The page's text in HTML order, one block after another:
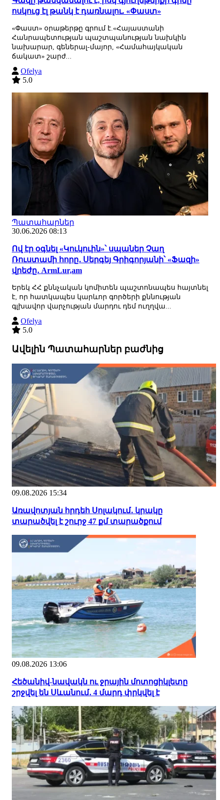
ոսկուց էլ թանկ է դառնալու. «Փաստ»
«Փաստ» օրաթերթը գրում է.«Հայաստանի
Հանրապետության պաշտպանության նախկին
նախարար, գեներալ-մայոր, «Համահայկական
ճակատ» շարժ...
Ofelya
5.0
Պատահարներ
30.06.2026 08:13
Ով էր օգնել «Կուկուին»՝ սպաներ Չաղ
Ռուստամի հորը․ Սերգեյ Գրիգորյանի՝ «Ֆազի»
վրեժը․ ArmLur,am
Երեկ ՀՀ քննչական կոմիտեն պաշտոնապես հայտնել
է, որ հատկապես կարևոր գործերի քննության
գլխավոր վարչության մարդու դեմ ուղղվա...
Ofelya
5.0
Ավելին Պատահարներ բաժնից
09.08.2026 15:34
Առավոտյան հրդեհ Սոլակում․ կրակը
տարածվել է շուրջ 47 քմ տարածքում
09.08.2026 13:06
Հեծանիվ-նավակն ու ջրային մոտոցիկլետը
շրջվել են Սևանում․ 4 մարդ փրկվել է